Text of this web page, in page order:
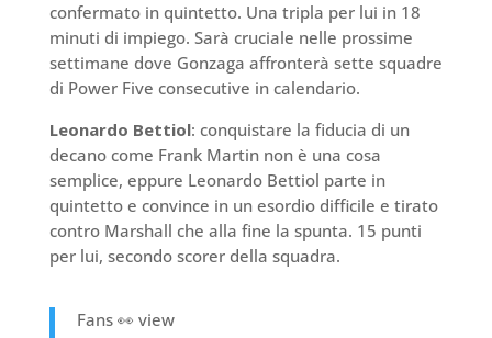
confermato in quintetto. Una tripla per lui in 18
minuti di impiego. Sarà cruciale nelle prossime
settimane dove Gonzaga affronterà sette squadre
di Power Five consecutive in calendario.
Leonardo Bettiol: conquistare la fiducia di un
decano come Frank Martin non è una cosa
semplice, eppure Leonardo Bettiol parte in
quintetto e convince in un esordio difficile e tirato
contro Marshall che alla fine la spunta. 15 punti
per lui, secondo scorer della squadra.
Fans 👀 view